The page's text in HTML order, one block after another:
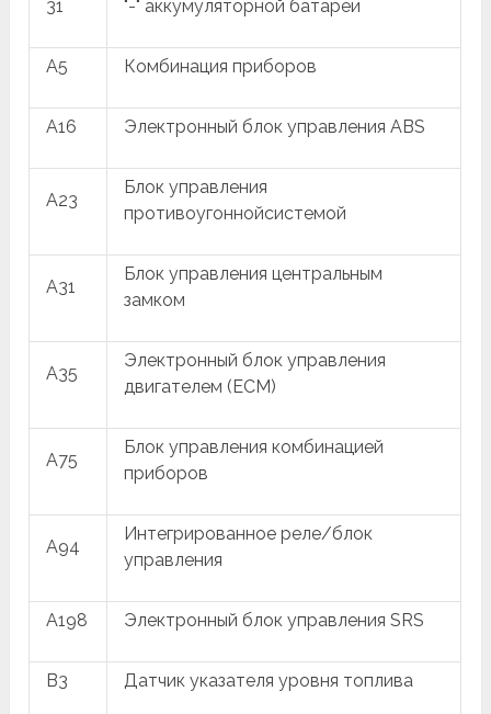
31 "-" аккумуляторной батареи
A5 Комбинация приборов
A16 Электронный блок управления ABS
A23
Блок управления
противоугоннойсистемой
A31
Блок управления центральным
замком
A35
Электронный блок управления
двигателем (ECM)
A75
Блок управления комбинацией
приборов
A94
Интегрированное реле/блок
управления
A198 Электронный блок управления SRS
B3 Датчик указателя уровня топлива